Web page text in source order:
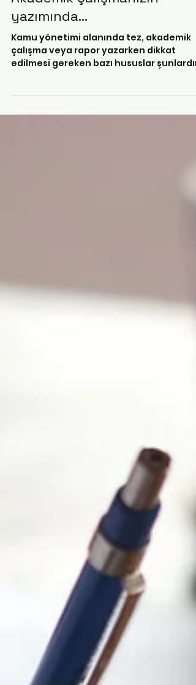
bilimsel araştırma üzerine
Akademik çalışmanızın
yazımında...
Yapılandırma: Kamu...